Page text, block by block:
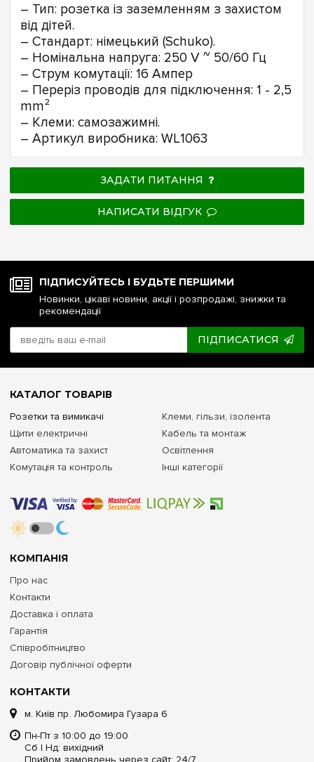
– Тип: розетка із заземленням з захистом
від дітей.
– Стандарт: німецький (Schuko).
– Номінальна напруга: 250 V ~ 50/60 Гц
– Струм комутації: 16 Ампер
– Переріз проводів для підключення: 1 - 2,5
mm²
– Клеми: самозажимні.
– Артикул виробника: WL1063
ЗАДАТИ ПИТАННЯ
НАПИСАТИ ВІДГУК
ПІДПИСУЙТЕСЬ І БУДЬТЕ ПЕРШИМИ
Новинки, цікаві новини, акції і розпродажі, знижки та
рекомендації
ПІДПИСАТИСЯ
КОНТАКТИ
м. Київ пр. Любомира Гузара 6
Пн-Пт з 10:00 до 19:00
Сб | Нд: вихідний
Прийом замовлень через сайт: 24/7
КОМПАНІЯ
Про нас
Контакти
Доставка і оплата
Гарантія
Співробітництво
Договір публічної оферти
КАТАЛОГ ТОВАРІВ
Розетки та вимикачі
Щити електричні
Автоматика та захист
Комутація та контроль
Клеми, гільзи, ізолента
Кабель та монтаж
Освітлення
Інші категорії